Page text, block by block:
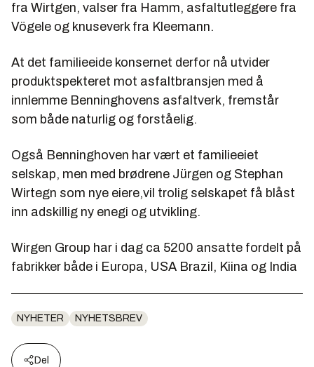
fra Wirtgen, valser fra Hamm, asfaltutleggere fra
Vögele og knuseverk fra Kleemann.
At det familieeide konsernet derfor nå utvider
produktspekteret mot asfaltbransjen med å
innlemme Benninghovens asfaltverk, fremstår
som både naturlig og forståelig.
Også Benninghoven har vært et familieeiet
selskap, men med brødrene Jürgen og Stephan
Wirtegn som nye eiere,vil trolig selskapet få blåst
inn adskillig ny enegi og utvikling.
Wirgen Group har i dag ca 5200 ansatte fordelt på
fabrikker både i Europa, USA Brazil, Kiina og India
NYHETER NYHETSBREV
Del